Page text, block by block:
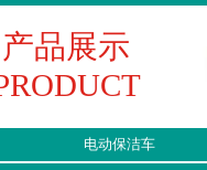
产品展示
电动保洁车